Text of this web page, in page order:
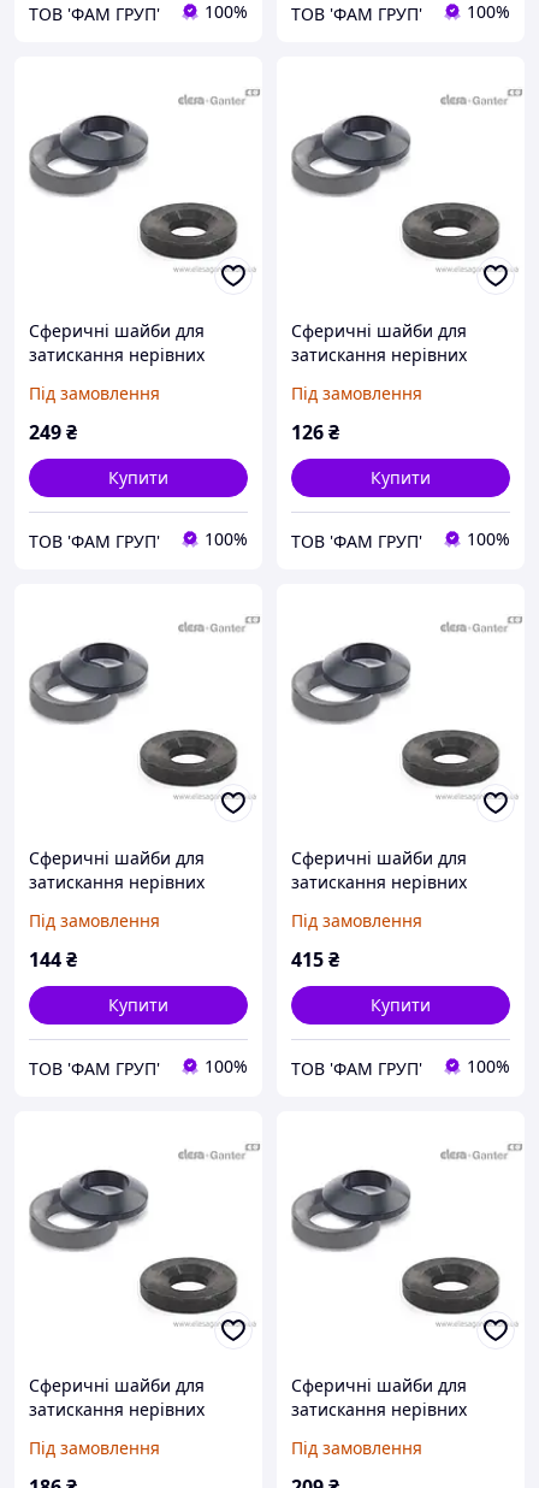
ТОВ 'ФАМ ГРУП' 100% ТОВ 'ФАМ ГРУП' 100%
Сферичні шайби для
затискання нерівних
Під замовлення
249₴
Купити
ТОВ 'ФАМ ГРУП' 100%
Сферичні шайби для
затискання нерівних
Під замовлення
126₴
Купити
ТОВ 'ФАМ ГРУП' 100%
Сферичні шайби для
затискання нерівних
D
Під замовлення
144₴
Купити
ТОВ 'ФАМ ГРУП' 100%
Сферичні шайби для
затискання нерівних
G
Під замовлення
415₴
Купити
ТОВ 'ФАМ ГРУП' 100%
Сферичні шайби для
затискання нерівних
Під замовлення
Сферичні шайби для
затискання нерівних
Під замовлення